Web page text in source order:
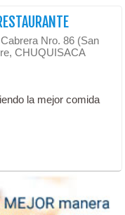
Nro. 86 (San
CHUQUISACA
la mejor comida